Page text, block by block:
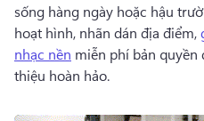
sống hàng ngày hoặc hậu
hoạt hình, nhãn dán địa điểm,
nhạc nền miễn phí bản
thiệu hoàn hảo.